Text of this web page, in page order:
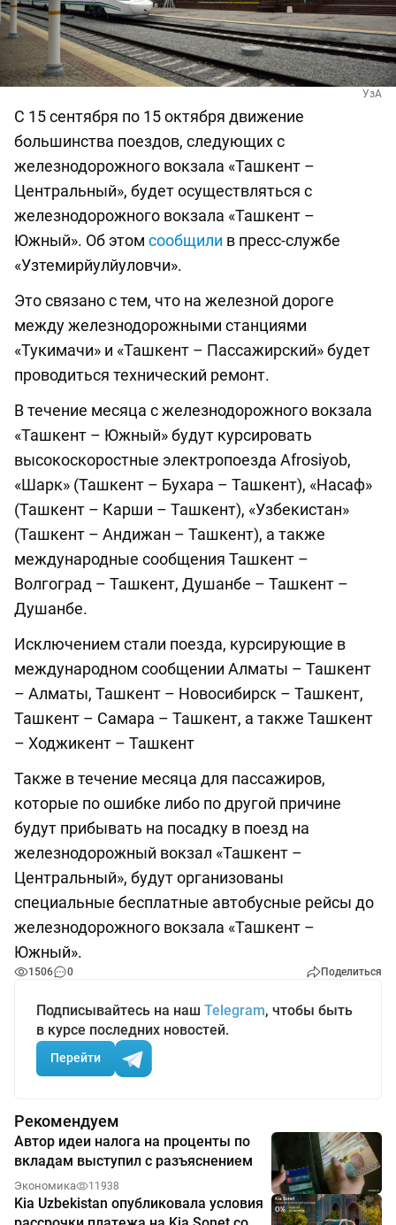
УзА
С 15 сентября по 15 октября движение
большинства поездов, следующих с
железнодорожного вокзала «Ташкент –
Центральный», будет осуществляться с
железнодорожного вокзала «Ташкент –
Южный». Об этом сообщили в пресс-службе
«Узтемирйулйуловчи».
Это связано с тем, что на железной дороге
между железнодорожными станциями
«Тукимачи» и «Ташкент – Пассажирский» будет
проводиться технический ремонт.
В течение месяца с железнодорожного вокзала
«Ташкент – Южный» будут курсировать
высокоскоростные электропоезда Afrosiyob,
«Шарк» (Ташкент – Бухара – Ташкент), «Насаф»
(Ташкент – Карши – Ташкент), «Узбекистан»
(Ташкент – Андижан – Ташкент), а также
международные сообщения Ташкент –
Волгоград – Ташкент, Душанбе – Ташкент –
Душанбе.
Исключением стали поезда, курсирующие в
международном сообщении Алматы – Ташкент
– Алматы, Ташкент – Новосибирск – Ташкент,
Ташкент – Самара – Ташкент, а также Ташкент
– Ходжикент – Ташкент
Также в течение месяца для пассажиров,
которые по ошибке либо по другой причине
будут прибывать на посадку в поезд на
железнодорожный вокзал «Ташкент –
Центральный», будут организованы
специальные бесплатные автобусные рейсы до
железнодорожного вокзала «Ташкент –
Южный».
1506 0 Поделиться
Подписывайтесь на наш Telegram, чтобы быть
в курсе последних новостей.
Перейти
Рекомендуем
Автор идеи налога на проценты по
вкладам выступил с разъяснением
Экономика 11938
Kia Uzbekistan опубликовала условия